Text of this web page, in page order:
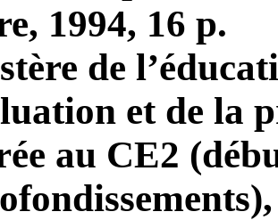
1994, 16 p.
de
et de la
au CE2